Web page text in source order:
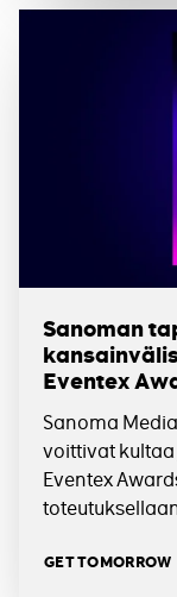
Sanoman
Eventex
Sanoma
voittivat
Eventex
Tagit
GET TOMORROW